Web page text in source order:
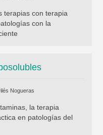
terapias con terapia
con la
Nogueras
la terapia
en patologías del